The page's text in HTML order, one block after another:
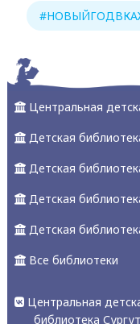
Центральная
Детская
Детская
Детская
Детская
Все библиотеки
Центральная
библиотека